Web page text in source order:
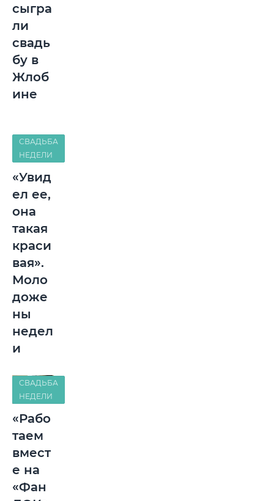
сыгра
ли
свадь
бу в
Жлоб
ине
СВАДЬБА
НЕДЕЛИ
«Увид
ел ее,
она
такая
краси
вая».
Моло
доже
ны
недел
и
СВАДЬБА
НЕДЕЛИ
«Рабо
таем
вмест
е на
«Фан